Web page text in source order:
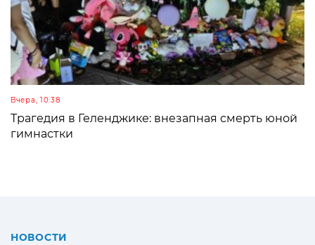
Вчера, 10:38
Трагедия в Геленджике: внезапная смерть юной
гимнастки
НОВОСТИ